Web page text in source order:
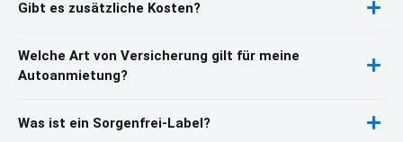
Gibt es zusätzliche Kosten?
Welche Art von Versicherung gilt für meine
Autoanmietung?
Was ist ein Sorgenfrei-Label?